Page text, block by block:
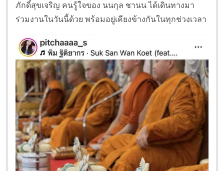
ภักดิ์สุขเจริญ คนรู้ใจของ นนกุล ชานน ได้เดินทางมา
ร่วมงานในวันนี้ด้วย พร้อมอยู่เคียงข้างกันในทุกช่วงเวลา